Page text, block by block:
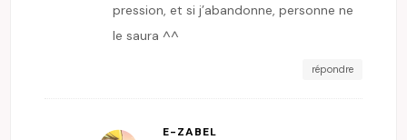
pression, et si j’abandonne, personne ne
le saura ^^
répondre
E-ZABEL